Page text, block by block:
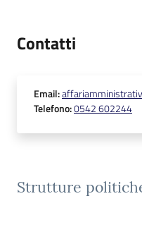
Contatti
Email:
Telefono:0542 602244
Strutture